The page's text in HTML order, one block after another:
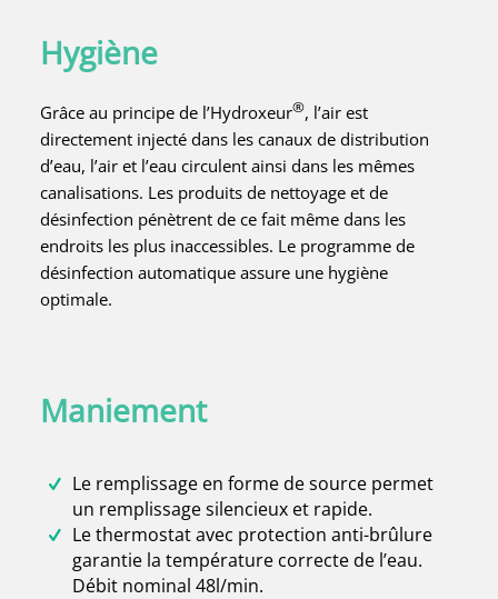
Hygiène
Grâce au principe de l’Hydroxeur®, l’air est
directement injecté dans les canaux de distribution
d’eau, l’air et l’eau circulent ainsi dans les mêmes
canalisations. Les produits de nettoyage et de
désinfection pénètrent de ce fait même dans les
endroits les plus inaccessibles. Le programme de
désinfection automatique assure une hygiène
optimale.
Maniement
Le remplissage en forme de source permet
un remplissage silencieux et rapide.
Le thermostat avec protection anti-brûlure
garantie la température correcte de l’eau.
Débit nominal 48l/min.